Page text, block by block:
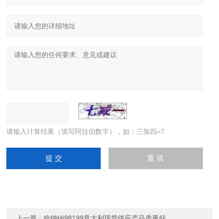
请输入计算结果（填写阿拉伯数字），如：三加四=7